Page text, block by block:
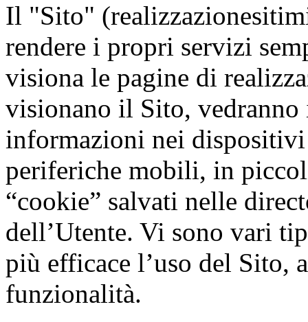
Il "Sito"
rendere i propri servizi
visiona le pagine di
visionano il Sito,
informazioni nei dispositivi
periferiche mobili, in
“cookie” salvati nelle
dell’Utente. Vi sono vari
più efficace l’uso del Sito,
funzionalità.